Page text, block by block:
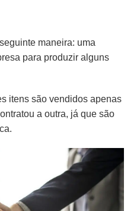
maneira: uma
para produzir alguns
itens são vendidos apenas
a outra, já que são